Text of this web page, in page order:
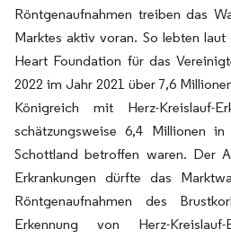
Röntgenaufnahmen treiben das
Marktes aktiv voran. So lebten
Heart Foundation für das
2022 im Jahr 2021 über 7,6
Königreich mit Herz-Kreislauf-
schätzungsweise 6,4 Millionen
Schottland betroffen waren. Der
Erkrankungen dürfte das
Röntgenaufnahmen des
Erkennung von Herz-Kreislauf-